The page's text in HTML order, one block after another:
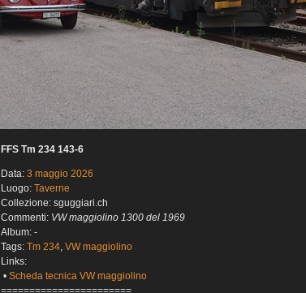
FFS Tm 234 143-6
Data: 3 maggio 2026
Luogo: Taverne
Collezione: sguggiari.ch
Commenti: VW maggiolino 1300 del 1969
Album: -
Tags: Tm 234, VW maggiolino
Links:
• Scheda tecnica VW maggiolino